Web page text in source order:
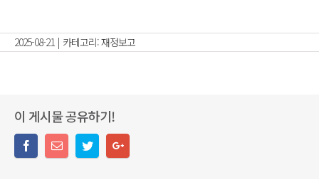
2025-08-21 | 카테고리:재정보고
이 게시물 공유하기!